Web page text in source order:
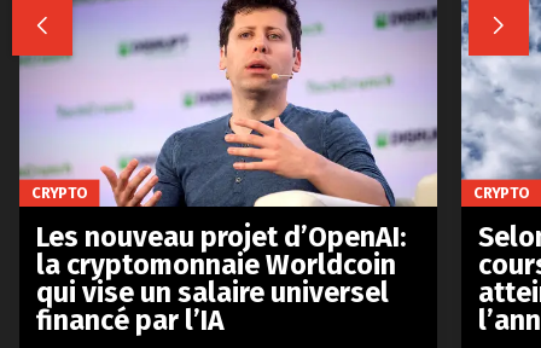
 
CRYPTO
Les nouveau projet d’OpenAI:
la cryptomonnaie Worldcoin
qui vise un salaire universel
financé par l’IA
CRYPTO